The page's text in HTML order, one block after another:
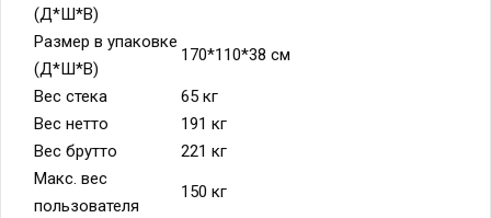
(Д*Ш*В)
Размер в упаковке
(Д*Ш*В)
170*110*38 см
Вес стека
65 кг
Вес нетто
191 кг
Вес брутто
221 кг
Макс. вес
пользователя
150 кг